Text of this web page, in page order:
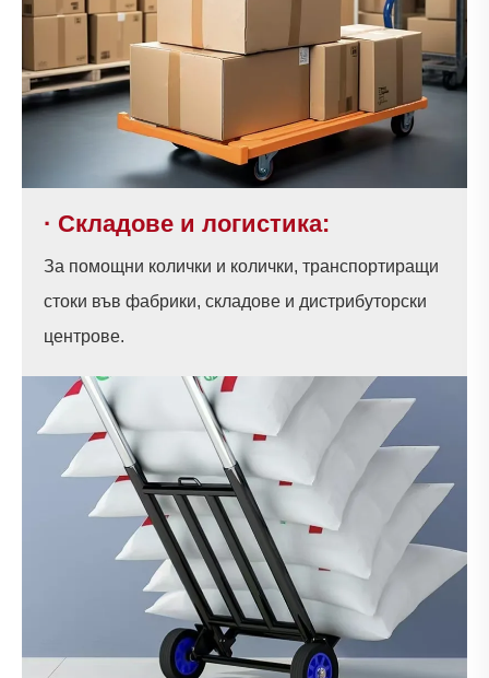
· Складове и логистика:
За помощни колички и колички, транспортиращи
стоки във фабрики, складове и дистрибуторски
центрове.